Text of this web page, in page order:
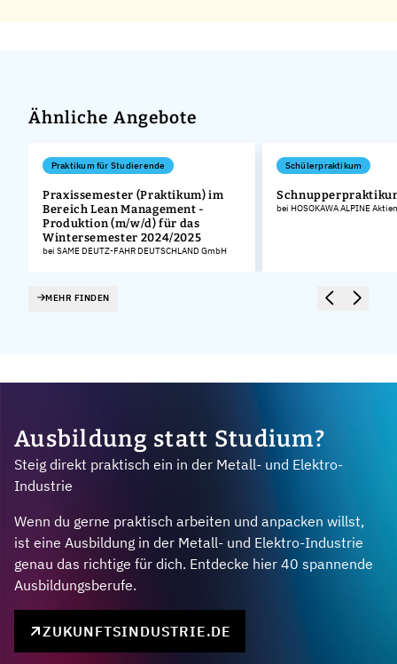
Ähnliche Angebote
Praktikum für Studierende
Praxissemester (Praktikum) im
Bereich Lean Management -
Produktion (m/w/d) für das
Wintersemester 2024/2025
bei SAME DEUTZ-FAHR DEUTSCHLAND GmbH
Schülerpraktikum
bei HOSOKAWA ALPINE
MEHR FINDEN
Ausbildung statt Studium?
Steig direkt praktisch ein in der Metall- und Elektro-
Industrie
Wenn du gerne praktisch arbeiten und anpacken willst,
ist eine Ausbildung in der Metall- und Elektro-Industrie
genau das richtige für dich. Entdecke hier 40 spannende
Ausbildungsberufe.
ZUKUNFTSINDUSTRIE.DE